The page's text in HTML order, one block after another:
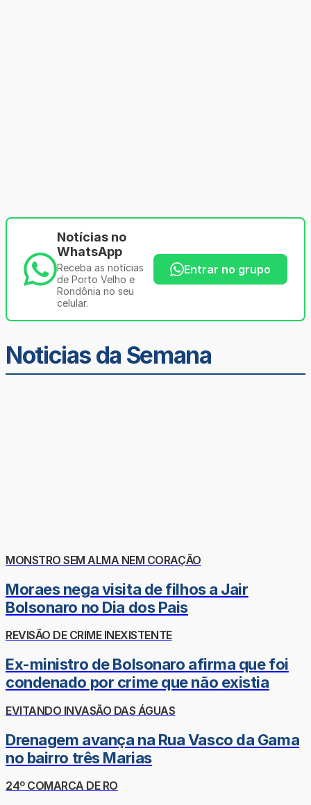
Notícias no
WhatsApp
Receba as notícias
de Porto Velho e
Rondônia no seu
celular.
Entrar no grupo
Noticias da Semana
MONSTRO SEM ALMA NEM CORAÇÃO
Moraes nega visita de filhos a Jair
Bolsonaro no Dia dos Pais
REVISÃO DE CRIME INEXISTENTE
Ex-ministro de Bolsonaro afirma que foi
condenado por crime que não existia
EVITANDO INVASÃO DAS ÁGUAS
Drenagem avança na Rua Vasco da Gama
no bairro três Marias
24º COMARCA DE RO